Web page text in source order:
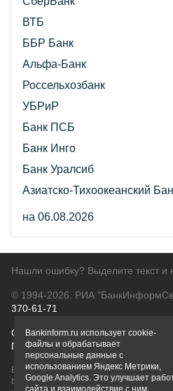
ВТБ
ББР Банк
Альфа-Банк
Россельхозбанк
УБРиР
Банк ПСБ
Банк Инго
Банк Уралсиб
Азиатско-Тихоокеанский
на 06.08.2026
Нашли ошибку? Выделите текст и
© 1994-2026. РИА
370-61-71
О проектеПолитика
Правовая информацияДля
Вся информация о продуктах банков,
bankinform.ru, носит исключительно
Bankinform.ru использует cookie-
файлы и обрабатывает
персональные данные с
использованием Яндекс Метрики,
Google Analytics. Это улучшает
сайта и взаимодействие с ним.